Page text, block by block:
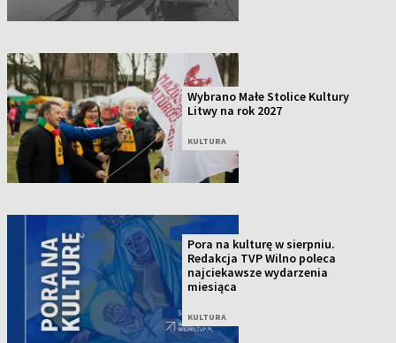
Wybrano Małe Stolice Kultury
Litwy na rok 2027
KULTURA
Pora na kulturę w sierpniu.
Redakcja TVP Wilno poleca
najciekawsze wydarzenia
miesiąca
KULTURA